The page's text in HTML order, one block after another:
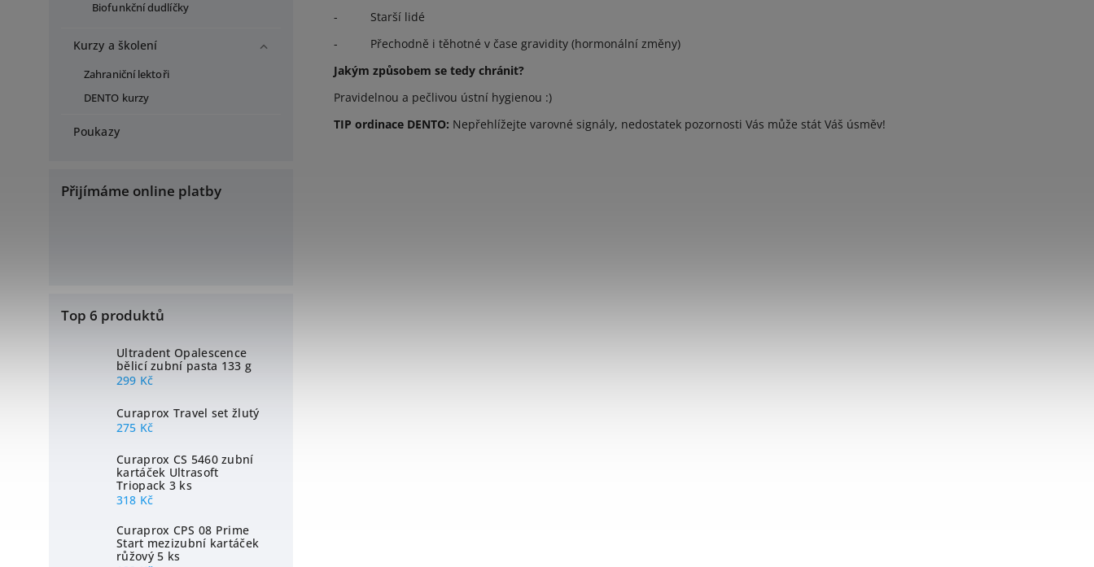
Biofunkční dudlíčky
Kurzy a školení
Zahraniční lektoři
DENTO kurzy
Poukazy
Přijímáme online platby
Top 6 produktů
Ultradent Opalescence
bělicí zubní pasta 133 g
299 Kč
Curaprox Travel set žlutý
275 Kč
Curaprox CS 5460 zubní
kartáček Ultrasoft
Triopack 3 ks
318 Kč
Curaprox CPS 08 Prime
Start mezizubní kartáček
růžový 5 ks
-
Starší lidé
-
Přechodně i těhotné v čase gravidity (hormonální změny)
Jakým způsobem se tedy chránit?
Pravidelnou a pečlivou ústní hygienou :)
TIP ordinace DENTO: Nepřehlížejte varovné signály, nedostatek pozornosti Vás může stát Váš úsměv!